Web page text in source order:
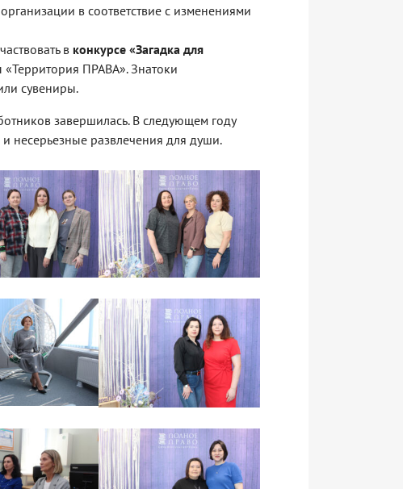
в соответствие с изменениями
в конкурсе «Загадка для
ПРАВА». Знатоки
сувениры.
завершилась. В следующем году
несерьезные развлечения для души.